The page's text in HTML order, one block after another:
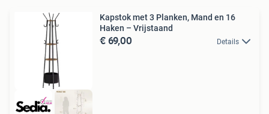
Kapstok met 3 Planken, Mand en 16
Haken – Vrijstaand
€ 69,00 Details